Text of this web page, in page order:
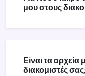
μου στους
Είναι τα
διακομιστές σας;